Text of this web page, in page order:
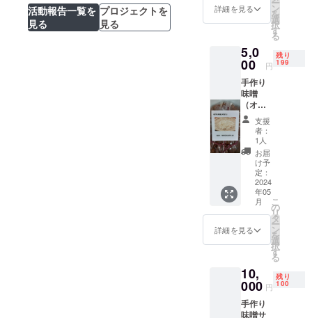
活動報告一覧を
見る
プロジェクトを
見る
な の２
品で計
400ｇ ※
便「ク
リック
ポス
ト」
（規定
重量１
㎏以
内）で
発送
「原材
料及び
添加物
等の食
品表示
はお届
け商品
のラベ
商品開
封前に
は必ず
お届け
詳細を見る ン
を
選
択
す
る
5,0
00 円
残り
199
手作り
味噌
（オカ
ラ） ＋
イチ子
先生感
謝の気
持ち
「ねぶ
り味
噌」の
試作品
３点
計800g
※日本郵
便「ク
ポス
ト」
（規定
重量１
支援
者：
1人
お届
け予
定：
2024
年05
月
詳細を見る
こ
の
リ
タ
ー
ン
を
選
択
す
る
10,
000 円
残り
100
手作り
味噌サ